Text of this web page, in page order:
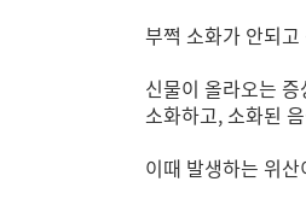
부쩍 소화가 안되
신물이 올라오는
소화하고, 소화된
이때 발생하는 위